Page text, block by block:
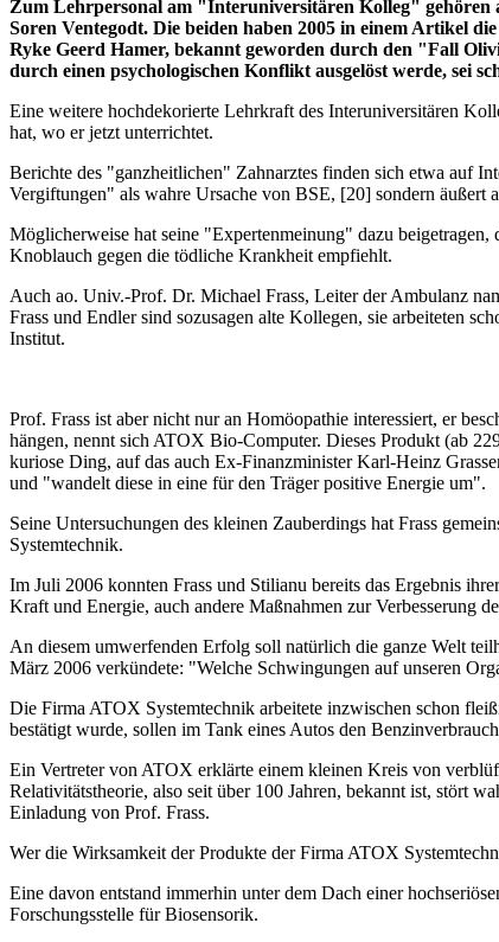
Zum Lehrpersonal am "Interuniversitären Kolleg"
Soren Ventegodt. Die beiden haben 2005 in einem Artikel
Ryke Geerd Hamer, bekannt geworden durch den "Fall
durch einen psychologischen Konflikt ausgelöst werde, sei
Eine weitere hochdekorierte Lehrkraft des Interuniversitären
hat, wo er jetzt unterrichtet.
Berichte des "ganzheitlichen" Zahnarztes finden sich etwa auf
Vergiftungen" als wahre Ursache von BSE, [20] sondern
Möglicherweise hat seine "Expertenmeinung" dazu
Knoblauch gegen die tödliche Krankheit empfiehlt.
Auch ao. Univ.-Prof. Dr. Michael Frass, Leiter der Ambulanz
Frass und Endler sind sozusagen alte Kollegen, sie arbeiteten
Institut.
Prof. Frass ist aber nicht nur an Homöopathie interessiert, er
hängen, nennt sich ATOX Bio-Computer. Dieses Produkt (ab
kuriose Ding, auf das auch Ex-Finanzminister Karl-Heinz
und "wandelt diese in eine für den Träger positive Energie um".
Seine Untersuchungen des kleinen Zauberdings hat Frass
Systemtechnik.
Im Juli 2006 konnten Frass und Stilianu bereits das Ergebnis
Kraft und Energie, auch andere Maßnahmen zur Verbesserung
An diesem umwerfenden Erfolg soll natürlich die ganze Welt
März 2006 verkündete: "Welche Schwingungen auf unseren
Die Firma ATOX Systemtechnik arbeitete inzwischen schon
bestätigt wurde, sollen im Tank eines Autos den
Ein Vertreter von ATOX erklärte einem kleinen Kreis von
Relativitätstheorie, also seit über 100 Jahren, bekannt ist, stört
Einladung von Prof. Frass.
Wer die Wirksamkeit der Produkte der Firma ATOX
Eine davon entstand immerhin unter dem Dach einer
Forschungsstelle für Biosensorik.